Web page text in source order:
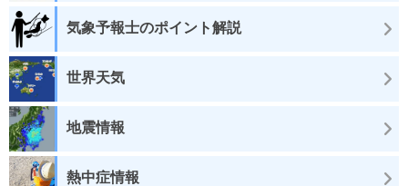
気象予報士のポイント解説
世界天気
地震情報
熱中症情報